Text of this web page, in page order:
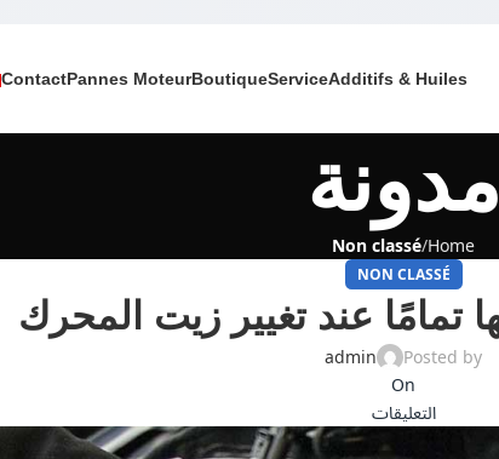
Additifs & Huiles
Service
Boutique
Pannes Moteur
Contact
مدونة
Home
Non classé
NON CLASSÉ
Posted by
admin
On
التعليقات